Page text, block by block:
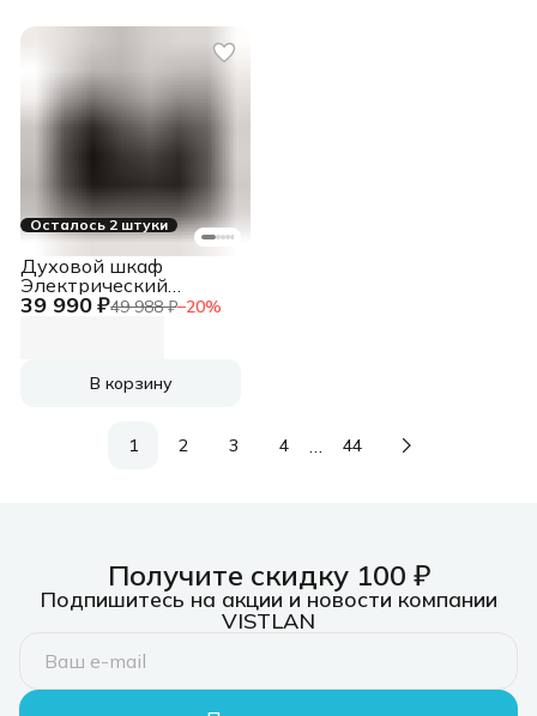
Осталось 2 штуки
39 990 ₽49 988 ₽−20%
Духовой шкаф
Электрический
Electrolux EOF3H40BW
В корзину
1 2 3 4 … 44
Получите скидку 100 ₽
Подпишитесь на акции и новости компании
VISTLAN